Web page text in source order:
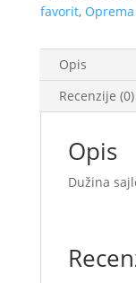
favorit,
Opis
Recenzije (0)
Opis
Dužina